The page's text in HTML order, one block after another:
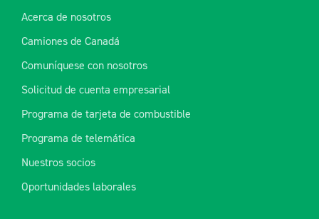
Acerca de nosotros
Camiones de Canadá
Comuníquese con nosotros
Solicitud de cuenta empresarial
Programa de tarjeta de combustible
Programa de telemática
Nuestros socios
Oportunidades laborales